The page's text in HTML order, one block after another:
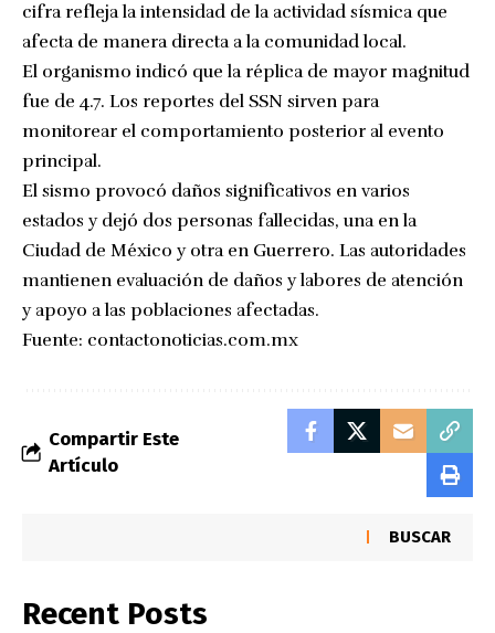
cifra refleja la intensidad de la actividad sísmica que
afecta de manera directa a la comunidad local.
El organismo indicó que la réplica de mayor magnitud
fue de 4.7. Los reportes del SSN sirven para
monitorear el comportamiento posterior al evento
principal.
El sismo provocó daños significativos en varios
estados y dejó dos personas fallecidas, una en la
Ciudad de México y otra en Guerrero. Las autoridades
mantienen evaluación de daños y labores de atención
y apoyo a las poblaciones afectadas.
Fuente: contactonoticias.com.mx
Compartir Este
Artículo
BUSCAR
Recent Posts